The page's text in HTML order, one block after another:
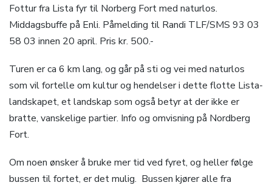
Fottur fra Lista fyr til Norberg Fort med naturlos.
Middagsbuffe på Enli. Påmelding til Randi TLF/SMS 93 03
58 03 innen 20 april. Pris kr. 500.-
Turen er ca 6 km lang, og går på sti og vei med naturlos
som vil fortelle om kultur og hendelser i dette flotte Lista-
landskapet, et landskap som også betyr at der ikke er
bratte, vanskelige partier. Info og omvisning på Nordberg
Fort.
Om noen ønsker å bruke mer tid ved fyret, og heller følge
bussen til fortet, er det mulig. Bussen kjører alle fra